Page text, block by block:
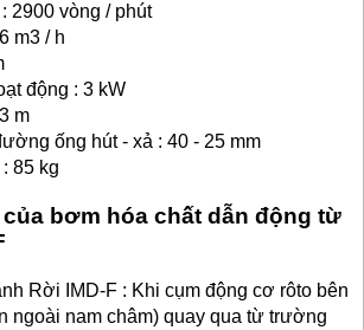
2900 vòng / phút
m3 / h
động : 3 kW
m
ống hút - xả : 40 - 25 mm
85 kg
bơm hóa chất dẫn động từ
Rời IMD-F : Khi cụm động cơ rôto bên
ngoài nam châm) quay qua từ trường